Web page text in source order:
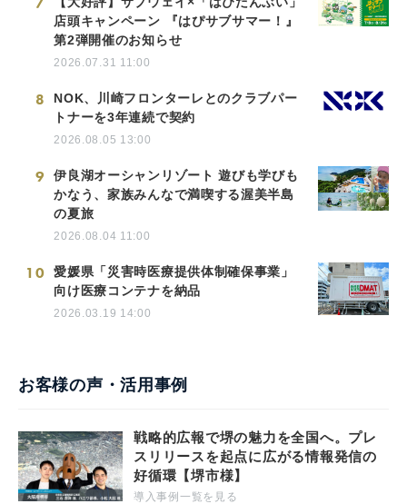
店頭キャンペーン 『はぴサブサマー！』
第2弾開催のお知らせ
2026.07.31 11:00
8
NOK、川崎フロンターレとのクラブパー
トナーを3年連続で契約
2026.08.05 13:00
9
伊良湖オーシャンリゾート 遊びも学びも
かなう、家族みんなで満喫する渥美半島
の夏旅
2026.08.04 11:00
10
愛媛県「災害時医療提供体制確保事業」
向け医療コンテナを納品
2026.03.19 14:00
お客様の声・活用事例
戦略的広報で堺の魅力を全国へ。プレ
スリリースを起点に広がる情報発信の
好循環【堺市様】
導入事例一覧を見る